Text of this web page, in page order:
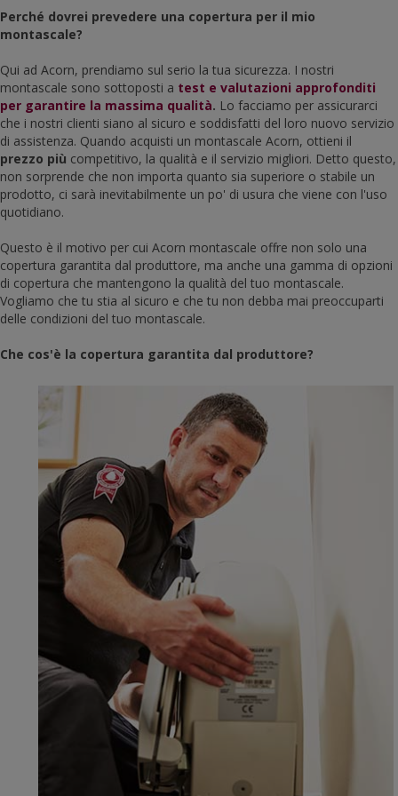
Perché dovrei prevedere una copertura per il mio
montascale?
Qui ad Acorn, prendiamo sul serio la tua sicurezza. I nostri
montascale sono sottoposti a test e valutazioni approfonditi
per garantire la massima qualità. Lo facciamo per assicurarci
che i nostri clienti siano al sicuro e soddisfatti del loro nuovo servizio
di assistenza. Quando acquisti un montascale Acorn, ottieni il
prezzo più competitivo, la qualità e il servizio migliori. Detto questo,
non sorprende che non importa quanto sia superiore o stabile un
prodotto, ci sarà inevitabilmente un po' di usura che viene con l'uso
quotidiano.
Questo è il motivo per cui Acorn montascale offre non solo una
copertura garantita dal produttore, ma anche una gamma di opzioni
di copertura che mantengono la qualità del tuo montascale.
Vogliamo che tu stia al sicuro e che tu non debba mai preoccuparti
delle condizioni del tuo montascale.
Che cos'è la copertura garantita dal produttore?